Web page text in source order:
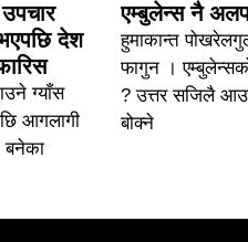
देश
ग्याँस
आगलागी
बनेका
एम्बुलेन्स नै
हुमाकान्त
फागुन ।
? उत्तर सजिलै
बोक्ने